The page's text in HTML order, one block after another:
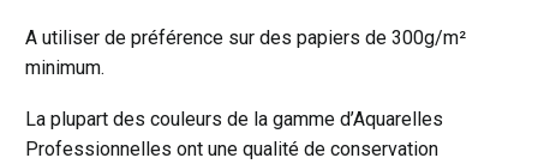
A utiliser de préférence sur des papiers de 300g/m²
minimum.
La plupart des couleurs de la gamme d’Aquarelles
Professionnelles ont une qualité de conservation